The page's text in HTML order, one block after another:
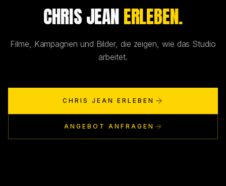
CHRIS JEANERLEBEN.
Filme, Kampagnen und Bilder, die zeigen, wie das Studio
arbeitet.
CHRIS JEAN ERLEBEN
ANGEBOT ANFRAGEN